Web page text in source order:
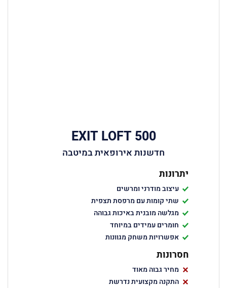
EXIT LOFT 500
חדשנות אירופאית במיטבה
יתרונות
עיצוב מודרני ומרשים
שתי קומות עם מרפסת תצפית
מגלשה מובנית באיכות גבוהה
חומרים עמידים במיוחד
אפשרויות משחק מגוונות
חסרונות
מחיר גבוה מאוד
התקנה מקצועית נדרשת